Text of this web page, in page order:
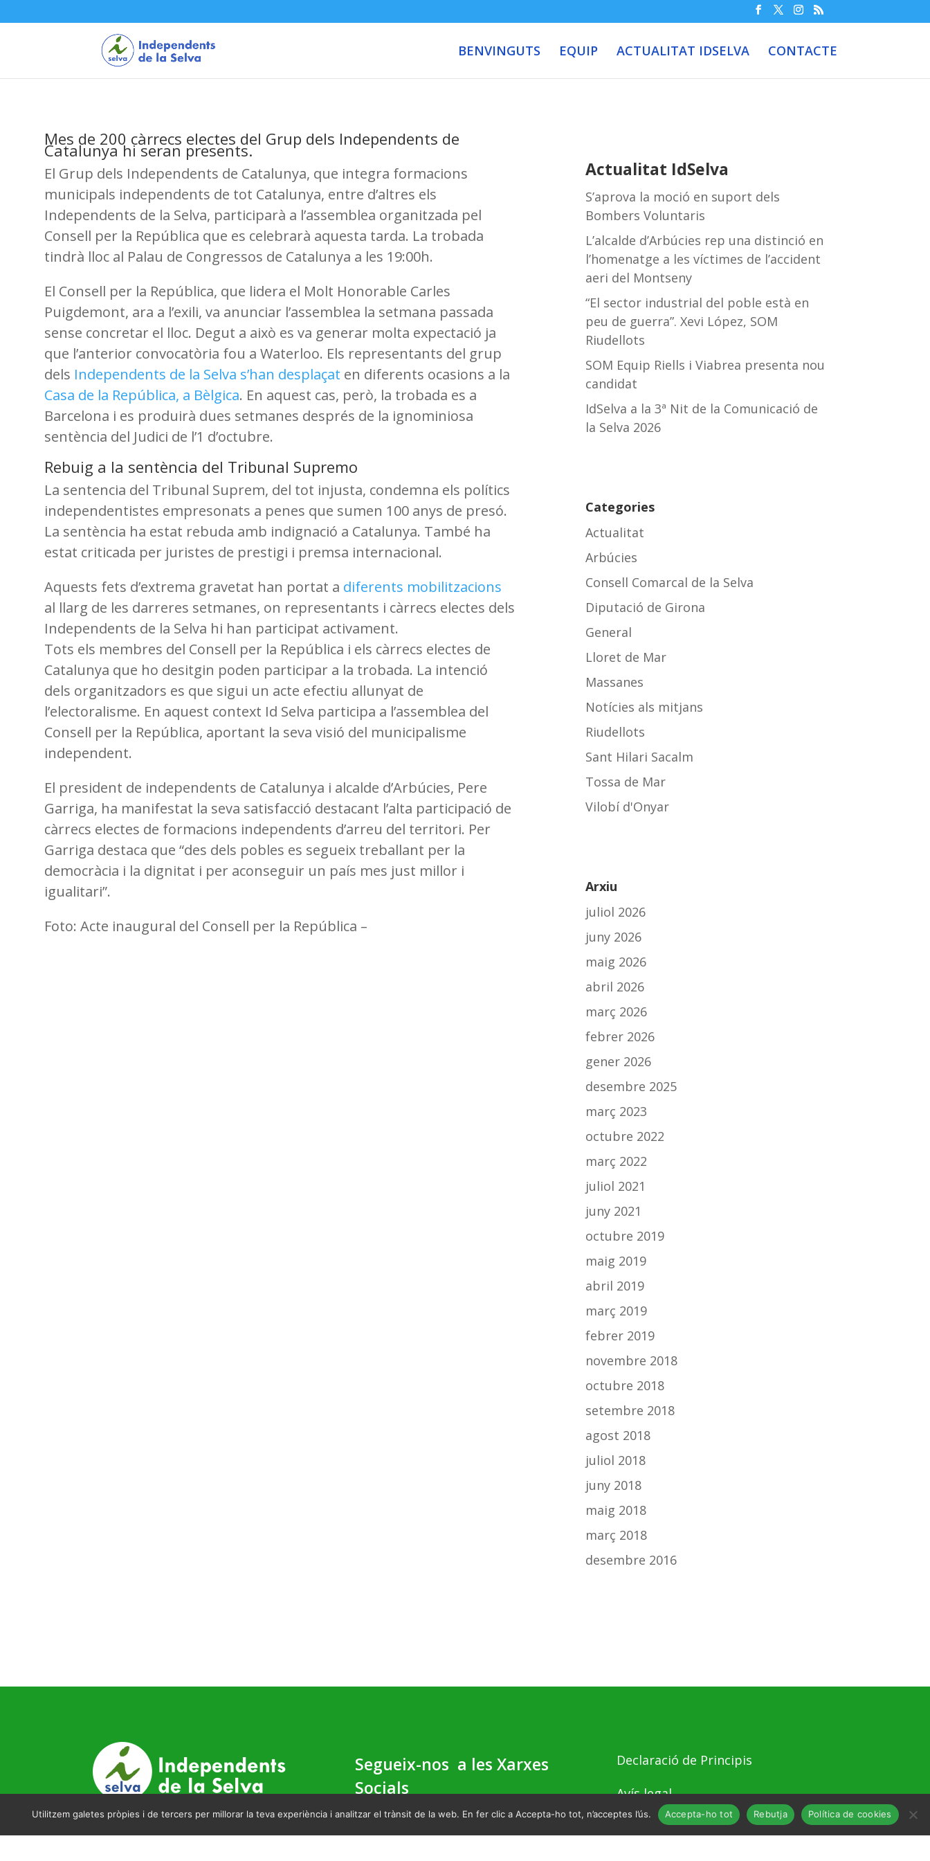
BENVINGUTS EQUIP ACTUALITAT IDSELVA CONTACTE
Mes de 200 càrrecs electes del Grup dels Independents de
Catalunya hi seran presents.
El Grup dels Independents de Catalunya, que integra formacions
municipals independents de tot Catalunya, entre d’altres els
Independents de la Selva, participarà a l’assemblea organitzada pel
Consell per la República que es celebrarà aquesta tarda. La trobada
tindrà lloc al Palau de Congressos de Catalunya a les 19:00h.
El Consell per la República, que lidera el Molt Honorable Carles
Puigdemont, ara a l’exili, va anunciar l’assemblea la setmana passada
sense concretar el lloc. Degut a això es va generar molta expectació ja
que l’anterior convocatòria fou a Waterloo. Els representants del grup
dels Independents de la Selva s’han desplaçat en diferents ocasions a la
Casa de la República, a Bèlgica. En aquest cas, però, la trobada es a
Barcelona i es produirà dues setmanes després de la ignominiosa
sentència del Judici de l’1 d’octubre.
Rebuig a la sentència del Tribunal Supremo
La sentencia del Tribunal Suprem, del tot injusta, condemna els polítics
independentistes empresonats a penes que sumen 100 anys de presó.
La sentència ha estat rebuda amb indignació a Catalunya. També ha
estat criticada per juristes de prestigi i premsa internacional.
Aquests fets d’extrema gravetat han portat a diferents mobilitzacions
al llarg de les darreres setmanes, on representants i càrrecs electes dels
Independents de la Selva hi han participat activament.
Tots els membres del Consell per la República i els càrrecs electes de
Catalunya que ho desitgin poden participar a la trobada. La intenció
dels organitzadors es que sigui un acte efectiu allunyat de
l’electoralisme. En aquest context Id Selva participa a l’assemblea del
Consell per la República, aportant la seva visió del municipalisme
independent.
El president de independents de Catalunya i alcalde d’Arbúcies, Pere
Garriga, ha manifestat la seva satisfacció destacant l’alta participació de
càrrecs electes de formacions independents d’arreu del territori. Per
Garriga destaca que “des dels pobles es segueix treballant per la
democràcia i la dignitat i per aconseguir un país mes just millor i
igualitari”.
Foto: Acte inaugural del Consell per la República –
Actualitat IdSelva
S’aprova la moció en suport dels
Bombers Voluntaris
L’alcalde d’Arbúcies rep una distinció en
l’homenatge a les víctimes de l’accident
aeri del Montseny
“El sector industrial del poble està en
peu de guerra”. Xevi López, SOM
Riudellots
SOM Equip Riells i Viabrea presenta nou
candidat
IdSelva a la 3ª Nit de la Comunicació de
la Selva 2026
Categories
Actualitat
Arbúcies
Consell Comarcal de la Selva
Diputació de Girona
General
Lloret de Mar
Massanes
Notícies als mitjans
Riudellots
Sant Hilari Sacalm
Tossa de Mar
Vilobí d'Onyar
Arxiu
juliol 2026
juny 2026
maig 2026
abril 2026
març 2026
febrer 2026
gener 2026
desembre 2025
març 2023
octubre 2022
març 2022
juliol 2021
juny 2021
octubre 2019
maig 2019
abril 2019
març 2019
febrer 2019
novembre 2018
octubre 2018
setembre 2018
agost 2018
juliol 2018
juny 2018
maig 2018
març 2018
desembre 2016
Segueix-nos a les Xarxes
Socials
Declaració de Principis
Avís legal
Política de Privacitat
Utilitzem galetes pròpies i de tercers per millorar la teva experiència i analitzar el trànsit de la web. En fer clic a Accepta-ho tot, n’acceptes l’ús. Accepta-ho tot Rebutja Política de cookies